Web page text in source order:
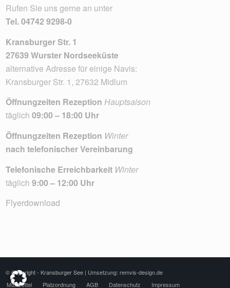
Rufen Sie uns gerne an unter
Tel.04742 9298-0
Kransburger Str. 1
27639 Wurster Nordseeküste
alternative Adresse für einige Navis:
Kransburger Str. 1, 27632 Midlum
Öffnungzeiten RezeptionHauptsaison
täglich 09:00 – 18:00 Uhr
Öffnungzeiten Rezeption Winter
nach telefonischer Vereinbarung
Telefonische Erreichbarkeit Winter
täglich 9:00 – 12:00 Uhr
Flyerdownload
© Copyright - Kransburger See | Umsetzung: remvis-design.de
Muttizettel
Platzordnung AGB Datenschutz Impressum